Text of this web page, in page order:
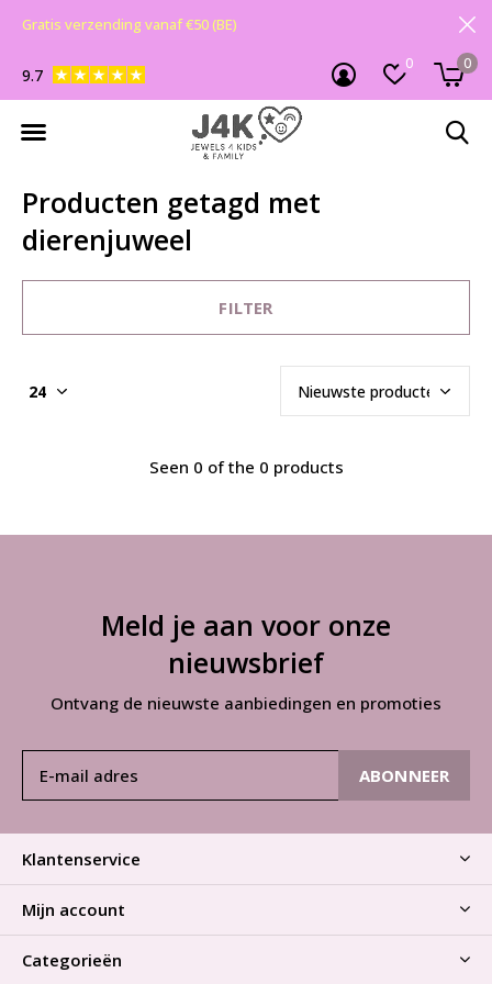
0 0
9.7
Gratis verzending vanaf €50 (BE)
Producten getagd met
dierenjuweel
FILTER
Seen 0 of the 0 products
Meld je aan voor onze
nieuwsbrief
Ontvang de nieuwste aanbiedingen en promoties
ABONNEER
Klantenservice
Mijn account
Categorieën